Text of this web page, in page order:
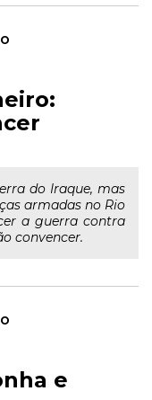
do Iraque, mas
armadas no Rio
a guerra contra
convencer.
e